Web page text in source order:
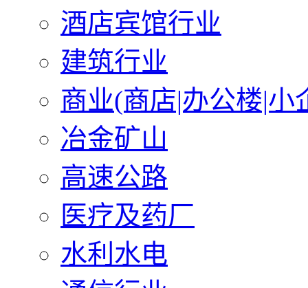
酒店宾馆行业
建筑行业
商业(商店|办公楼|小
冶金矿山
高速公路
医疗及药厂
水利水电